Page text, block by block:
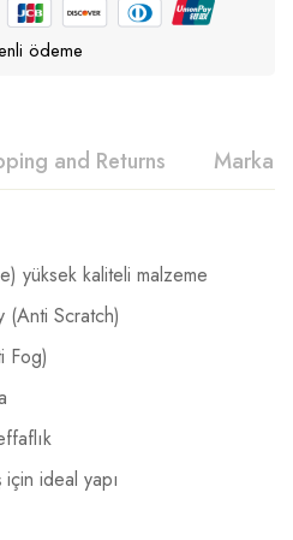
ödeme
and Returns Marka
yüksek kaliteli malzeme
(Anti Scratch)
Fog)
ideal yapı